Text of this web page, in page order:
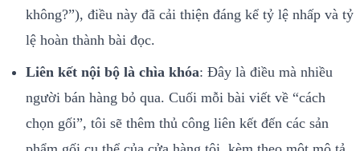
không?”), điều này đã cải thiện đáng kể tỷ lệ nhấp và tỷ
lệ hoàn thành bài đọc.
Liên kết nội bộ là chìa khóa: Đây là điều mà nhiều
người bán hàng bỏ qua. Cuối mỗi bài viết về “cách
chọn gối”, tôi sẽ thêm thủ công liên kết đến các sản